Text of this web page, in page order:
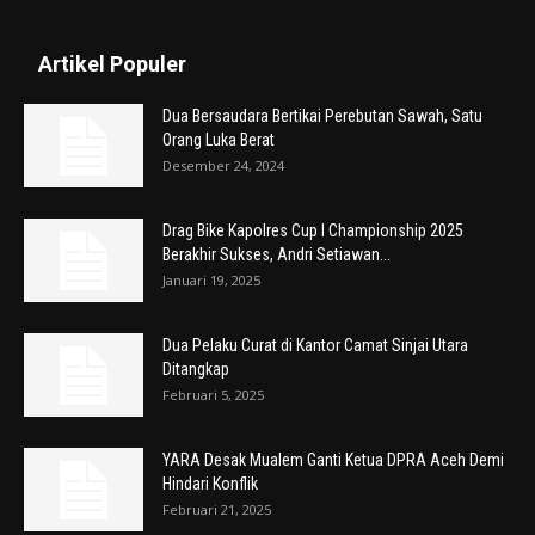
Artikel Populer
Dua Bersaudara Bertikai Perebutan Sawah, Satu
Orang Luka Berat
Desember 24, 2024
Drag Bike Kapolres Cup I Championship 2025
Berakhir Sukses, Andri Setiawan...
Januari 19, 2025
Dua Pelaku Curat di Kantor Camat Sinjai Utara
Ditangkap
Februari 5, 2025
YARA Desak Mualem Ganti Ketua DPRA Aceh Demi
Hindari Konflik
Februari 21, 2025